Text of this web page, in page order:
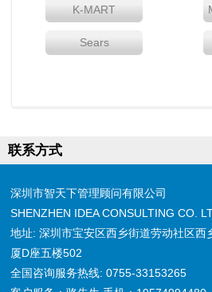
K-MART
Sears
联系方式
深圳市智天下管理顾问有限公司
SHENZHEN IDEA CONSULTING CO.
地址: 深圳市宝安区西乡街道劳动社区西
厦D座五楼502
全国咨询服务热线: 0755-33153265